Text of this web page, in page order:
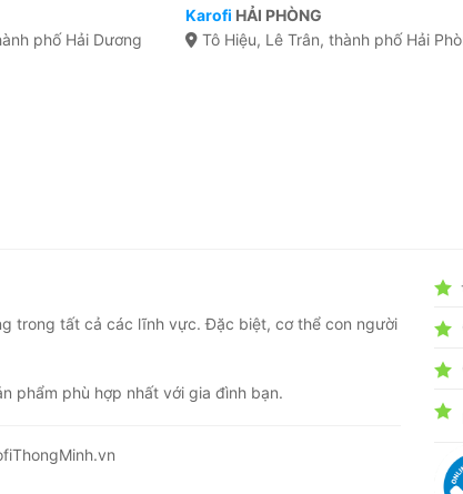
phố Hải Dương
Karofi HẢI PHÒNG
Tô Hiệu, Lê Trân, thành phố Hải
trong tất cả các lĩnh vực. Đặc biệt, cơ thể con người
phẩm phù hợp nhất với gia đình bạn.